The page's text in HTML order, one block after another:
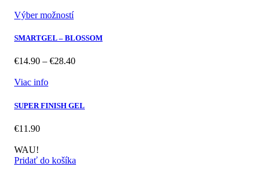
Výber možností
SMARTGEL – BLOSSOM
€14.90 – €28.40Price
€28.40
Viac info
SUPER FINISH GEL
€11.90
WAU!
Pridať do košíka